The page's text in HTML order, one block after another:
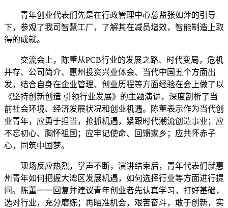
青年创业代表们先是在行政管理中心总监张如萍的引导
下，参观了我司智慧工厂，了解其在减员增效，智能制造上取
得的成就。
交流会上，陈董从PCB行业的发展之路、时代变局，危机
并存、公司简介、惠州投资兴业体会、当代中国五个方面出
发，结合自身在企业管理、创业历程等方面经验在会上做了以
《坚持创新创造 引领行业发展》的主题演讲，深度剖析了当
前社会环境、经济发展状况和创业机遇。陈董表示作为当代创
业青年，应勇于担当，抢抓机遇，紧跟时代潮流创造事业；应
不忘初心、胸怀祖国；应牢记使命、回馈家乡；应共怀赤子
心，同筑中国梦。
现场反应热烈，掌声不断，演讲结束后，青年代表们就惠
州青年如何把握大湾区发展机遇，如何选择行业等方面进行提
问。陈董一一回复并建议青年创业者先认真学习，打好基础，
选对行业，充分磨练；再瞄准机会，艰苦奋斗，敢于创新，实